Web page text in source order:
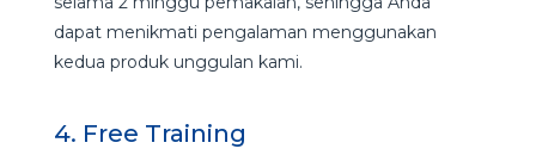
dapat menikmati pengalaman menggunakan
kedua produk unggulan kami.
4. Free Training